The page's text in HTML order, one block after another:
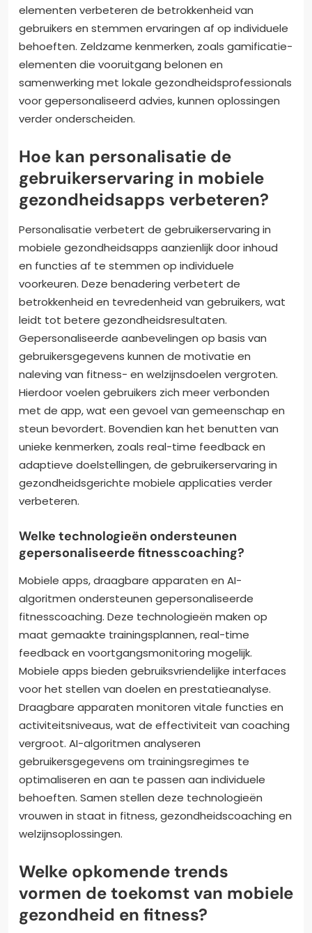
elementen verbeteren de betrokkenheid van
gebruikers en stemmen ervaringen af op individuele
behoeften. Zeldzame kenmerken, zoals gamificatie-
elementen die vooruitgang belonen en
samenwerking met lokale gezondheidsprofessionals
voor gepersonaliseerd advies, kunnen oplossingen
verder onderscheiden.
Hoe kan personalisatie de
gebruikerservaring in mobiele
gezondheidsapps verbeteren?
Personalisatie verbetert de gebruikerservaring in
mobiele gezondheidsapps aanzienlijk door inhoud
en functies af te stemmen op individuele
voorkeuren. Deze benadering verbetert de
betrokkenheid en tevredenheid van gebruikers, wat
leidt tot betere gezondheidsresultaten.
Gepersonaliseerde aanbevelingen op basis van
gebruikersgegevens kunnen de motivatie en
naleving van fitness- en welzijnsdoelen vergroten.
Hierdoor voelen gebruikers zich meer verbonden
met de app, wat een gevoel van gemeenschap en
steun bevordert. Bovendien kan het benutten van
unieke kenmerken, zoals real-time feedback en
adaptieve doelstellingen, de gebruikerservaring in
gezondheidsgerichte mobiele applicaties verder
verbeteren.
Welke technologieën ondersteunen
gepersonaliseerde fitnesscoaching?
Mobiele apps, draagbare apparaten en AI-
algoritmen ondersteunen gepersonaliseerde
fitnesscoaching. Deze technologieën maken op
maat gemaakte trainingsplannen, real-time
feedback en voortgangsmonitoring mogelijk.
Mobiele apps bieden gebruiksvriendelijke interfaces
voor het stellen van doelen en prestatieanalyse.
Draagbare apparaten monitoren vitale functies en
activiteitsniveaus, wat de effectiviteit van coaching
vergroot. AI-algoritmen analyseren
gebruikersgegevens om trainingsregimes te
optimaliseren en aan te passen aan individuele
behoeften. Samen stellen deze technologieën
vrouwen in staat in fitness, gezondheidscoaching en
welzijnsoplossingen.
Welke opkomende trends
vormen de toekomst van mobiele
gezondheid en fitness?